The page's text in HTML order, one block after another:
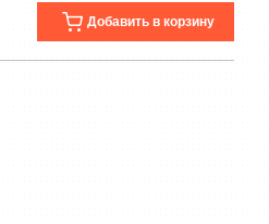
Добавить в корзину